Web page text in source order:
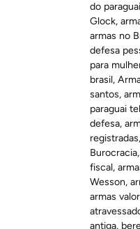
do
Glock,
armas no
defesa
para
brasil,
santos,
paraguai
defesa,
registradas
Burocracia
fiscal,
Wesson,
armas
antiga,